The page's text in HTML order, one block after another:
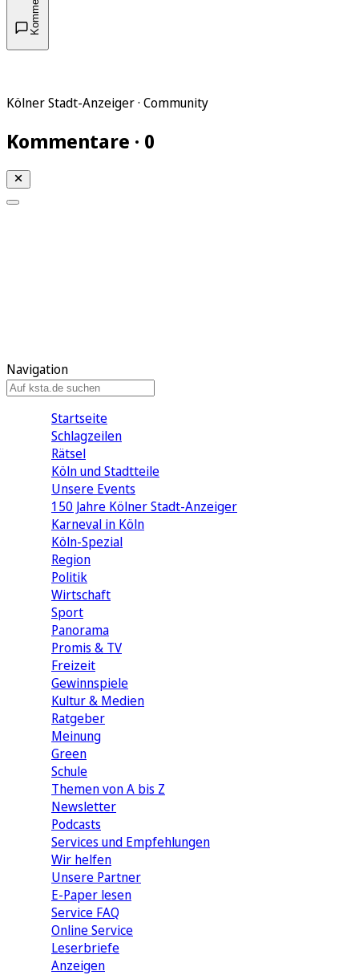
Kölner Stadt-Anzeiger · Community
Kommentare · 0
Navigation
Startseite
Schlagzeilen
Rätsel
Köln und Stadtteile
Unsere Events
150 Jahre Kölner Stadt-Anzeiger
Karneval in Köln
Köln-Spezial
Region
Politik
Wirtschaft
Sport
Panorama
Promis & TV
Freizeit
Gewinnspiele
Kultur & Medien
Ratgeber
Meinung
Green
Schule
Themen von A bis Z
Newsletter
Podcasts
Services und Empfehlungen
Wir helfen
Unsere Partner
E-Paper lesen
Service FAQ
Online Service
Leserbriefe
Anzeigen